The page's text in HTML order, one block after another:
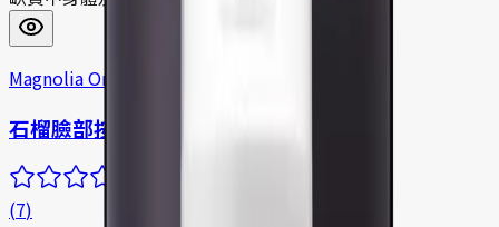
Magnolia Orchid
石榴臉部按摩霜
(7)